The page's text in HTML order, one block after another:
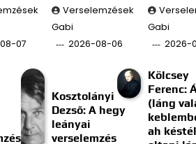
07
Verselemzések
Gabi
2026-08-06
Gabi
2026-
Kosztolányi
Dezső: A hegy
leányai
verselemzés
Kölcsey
Ferenc:
(láng
ah késtél